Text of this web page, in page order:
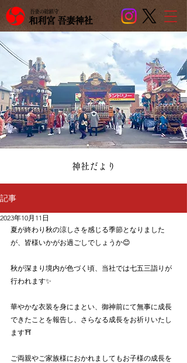
和利宮 吾妻神社
吾妻の総鎮守
​神社だより
記事
2023年10月11日
夏が終わり秋の涼しさを感じる季節となりました
が、皆様いかがお過ごしでしょうか😊
秋が深まり境内が色づく頃、当社では七五三詣りが
行われます✨
華やかな衣装を身にまとい、御神前にて無事に成長
できたことを報告し、さらなる成長をお祈りいたし
ます⛩️
ご両親やご家族様におかれましてもお子様の成長を